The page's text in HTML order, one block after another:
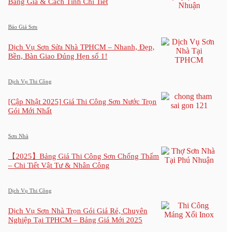
Báo Giá Sơn
Dịch Vụ Sơn Sửa Nhà TPHCM – Nhanh, Đẹp,
Bền, Bàn Giao Đúng Hẹn số 1!
Dịch Vụ Thi Công
[Cập Nhật 2025] Giá Thi Công Sơn Nước Trọn
Gói Mới Nhất
Sơn Nhà
【2025】Bảng Giá Thi Công Sơn Chống Thấm
– Chi Tiết Vật Tư & Nhân Công
Dịch Vụ Thi Công
Dịch Vụ Sơn Nhà Trọn Gói Giá Rẻ, Chuyên
Nghiệp Tại TPHCM – Bảng Giá Mới 2025